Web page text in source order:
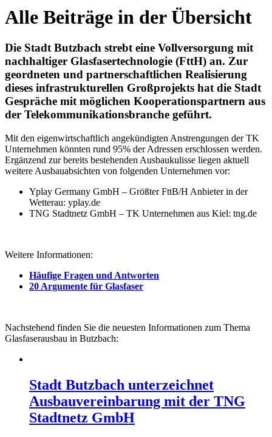
Alle Beiträge in der Übersicht
Die Stadt Butzbach strebt eine Vollversorgung mit
nachhaltiger Glasfasertechnologie (FttH) an. Zur
geordneten und partnerschaftlichen Realisierung
dieses infrastrukturellen Großprojekts hat die Stadt
Gespräche mit möglichen Kooperationspartnern aus
der Telekommunikationsbranche geführt.
Mit den eigenwirtschaftlich angekündigten Anstrengungen der TK
Unternehmen könnten rund 95% der Adressen erschlossen werden.
Ergänzend zur bereits bestehenden Ausbaukulisse liegen aktuell
weitere Ausbauabsichten von folgenden Unternehmen vor:
Yplay Germany GmbH – Größter FttB/H Anbieter in der
Wetterau: yplay.de
TNG Stadtnetz GmbH – TK Unternehmen aus Kiel: tng.de
Weitere Informationen:
Häufige Fragen und Antworten
20 Argumente für Glasfaser
Nachstehend finden Sie die neuesten Informationen zum Thema
Glasfaserausbau in Butzbach:
Stadt Butzbach unterzeichnet
Ausbauvereinbarung mit der TNG
Stadtnetz GmbH